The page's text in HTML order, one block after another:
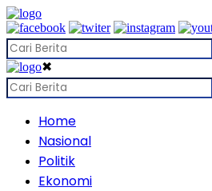
✖
Home
Nasional
Politik
Ekonomi